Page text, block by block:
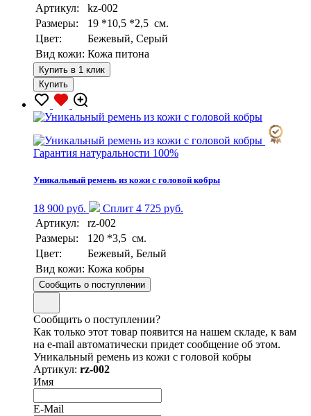
Артикул:
kz-002
Размеры:
19 *10,5 *2,5 см.
Цвет:
Бежевый, Серый
Вид кожи: Кожа питона
Купить в 1 клик
Купить
Гарантия натуральности 100%
Уникальный ремень из кожи с головой кобры
18 900 руб.
Сплит 4 725 руб.
Артикул:
rz-002
Размеры:
120 *3,5 см.
Цвет:
Бежевый, Белый
Вид кожи: Кожа кобры
Сообщить о поступлении
Сообщить о поступлении?
Как только этот товар появится на нашем складе, к вам
на e-mail автоматически придет сообщение об этом.
Уникальный ремень из кожи с головой кобры
Артикул: rz-002
Имя
E-Mail